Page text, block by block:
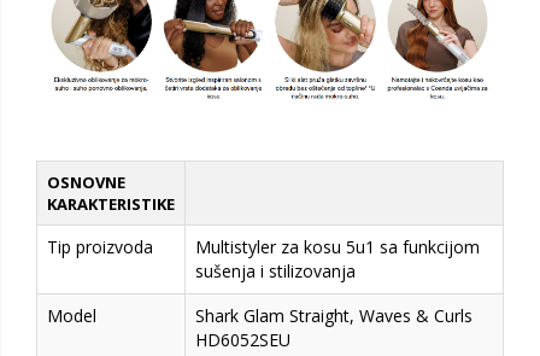
OSNOVNE
KARAKTERISTIKE
Tip proizvoda
Multistyler za kosu 5u1 sa funkcijom
sušenja i stilizovanja
Model
Shark Glam Straight, Waves & Curls
HD6052SEU